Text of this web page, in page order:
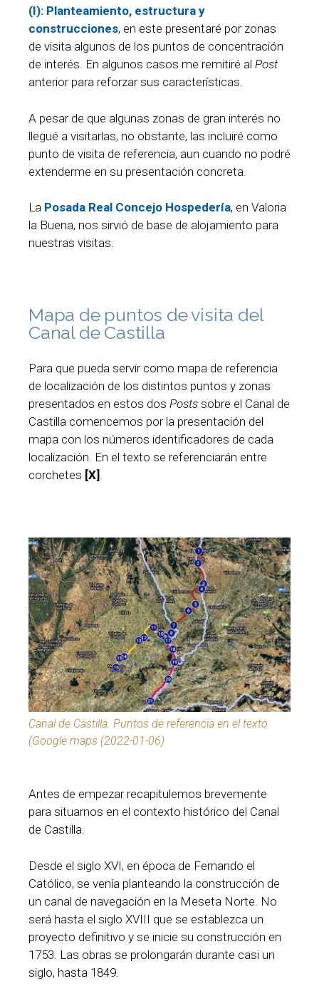
(I): Planteamiento, estructura y
construcciones, en este presentaré por zonas
de visita algunos de los puntos de concentración
de interés. En algunos casos me remitiré al Post
anterior para reforzar sus características.
A pesar de que algunas zonas de gran interés no
llegué a visitarlas, no obstante, las incluiré como
punto de visita de referencia, aun cuando no podré
extenderme en su presentación concreta.
La Posada Real Concejo Hospedería, en Valoria
la Buena, nos sirvió de base de alojamiento para
nuestras visitas.
Mapa de puntos de visita del
Canal de Castilla
Para que pueda servir como mapa de referencia
de localización de los distintos puntos y zonas
presentados en estos dos Posts sobre el Canal de
Castilla comencemos por la presentación del
mapa con los números identificadores de cada
localización. En el texto se referenciarán entre
corchetes [X]
Canal de Castilla. Puntos de referencia en el texto
(Google maps (2022-01-06)
Antes de empezar recapitulemos brevemente
para situarnos en el contexto histórico del Canal
de Castilla.
Desde el siglo XVI, en época de Fernando el
Católico, se venía planteando la construcción de
un canal de navegación en la Meseta Norte. No
será hasta el siglo XVIII que se establezca un
proyecto definitivo y se inicie su construcción en
1753. Las obras se prolongarán durante casi un
siglo, hasta 1849.